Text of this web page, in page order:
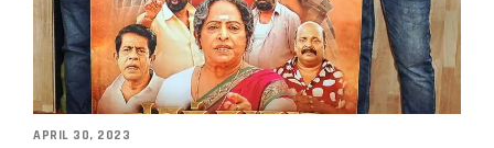
APRIL 30, 2023